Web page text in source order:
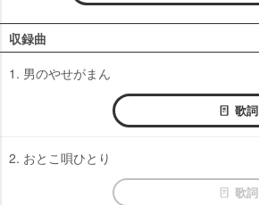
収録曲
1. 男のやせがまん
歌詞
2. おとこ唄ひとり
歌詞